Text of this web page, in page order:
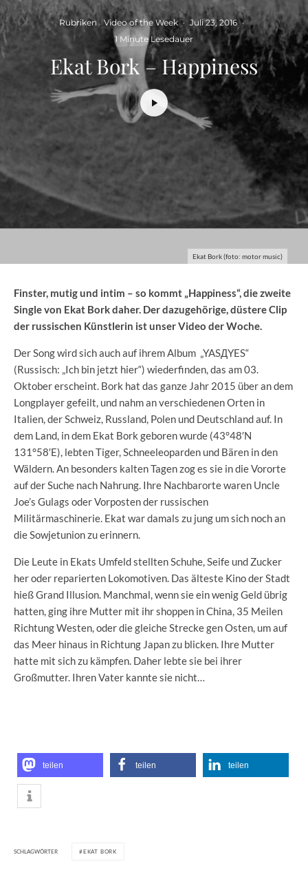
Ekat Bork (foto: motor music)
Rubriken Video of the Week · Juli 23, 2016 ·
1 Minute Lesedauer
Ekat Bork – Happiness
Finster, mutig und intim – so kommt „Happiness“, die zweite
Single von Ekat Bork daher. Der dazugehörige, düstere Clip
der russischen Künstlerin ist unser Video der Woche.
Der Song wird sich auch auf ihrem Album „YASДYES“
(Russisch: „Ich bin jetzt hier“) wiederfinden, das am 03.
Oktober erscheint. Bork hat das ganze Jahr 2015 über an dem
Longplayer gefeilt, und nahm an verschiedenen Orten in
Italien, der Schweiz, Russland, Polen und Deutschland auf. In
dem Land, in dem Ekat Bork geboren wurde (43°48′N
131°58′E), lebten Tiger, Schneeleoparden und Bären in den
Wäldern. An besonders kalten Tagen zog es sie in die Vororte
auf der Suche nach Nahrung. Ihre Nachbarorte waren Uncle
Joe’s Gulags oder Vorposten der russischen
Militärmaschinerie. Ekat war damals zu jung um sich noch an
die Sowjetunion zu erinnern.
Die Leute in Ekats Umfeld stellten Schuhe, Seife und Zucker
her oder reparierten Lokomotiven. Das älteste Kino der Stadt
hieß Grand Illusion. Manchmal, wenn sie ein wenig Geld übrig
hatten, ging ihre Mutter mit ihr shoppen in China, 35 Meilen
Richtung Westen, oder die gleiche Strecke gen Osten, um auf
das Meer hinaus in Richtung Japan zu blicken. Ihre Mutter
hatte mit sich zu kämpfen. Daher lebte sie bei ihrer
Großmutter. Ihren Vater kannte sie nicht…
teilen teilen teilen
SCHLAGWÖRTER EKAT BORK